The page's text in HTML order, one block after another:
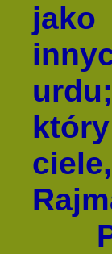
jako